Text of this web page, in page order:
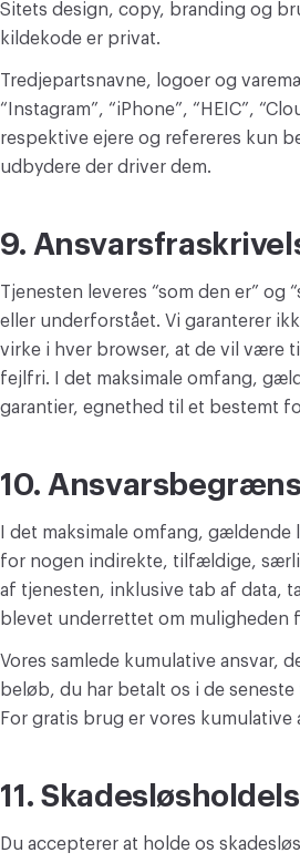
Sitets design, copy, branding og
kildekode er privat.
Tredjepartsnavne, logoer og
“Instagram”, “iPhone”, “HEIC”,
respektive ejere og refereres kun
udbydere der driver dem.
9.
Tjenesten leveres “som den er”
eller underforstået. Vi garanterer
virke i hver browser, at de vil være
fejlfri. I det maksimale omfang,
garantier, egnethed til et bestemt
10.
I det maksimale omfang,
for nogen indirekte, tilfældige,
af tjenesten, inklusive tab af data,
blevet underrettet om muligheden
Vores samlede kumulative ansvar,
beløb, du har betalt os i de
For gratis brug er vores kumulative
11.
Du accepterer at holde os